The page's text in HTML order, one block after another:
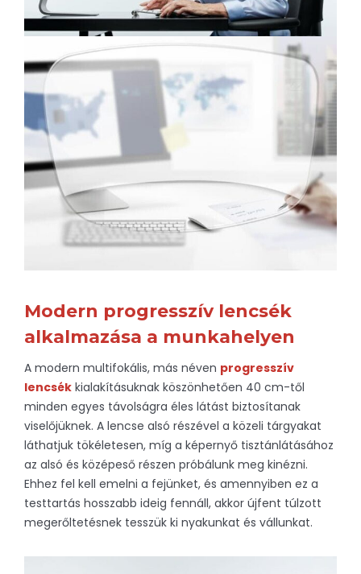
Modern progresszív lencsék
alkalmazása a munkahelyen
A modern multifokális, más néven progresszív
lencsék kialakításuknak köszönhetően 40 cm-től
minden egyes távolságra éles látást biztosítanak
viselőjüknek. A lencse alsó részével a közeli tárgyakat
láthatjuk tökéletesen, míg a képernyő tisztánlátásához
az alsó és középeső részen próbálunk meg kinézni.
Ehhez fel kell emelni a fejünket, és amennyiben ez a
testtartás hosszabb ideig fennáll, akkor újfent túlzott
megerőltetésnek tesszük ki nyakunkat és vállunkat.